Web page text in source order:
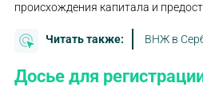
происхождения капитала и
Читать также: ВНЖ в
Досье для